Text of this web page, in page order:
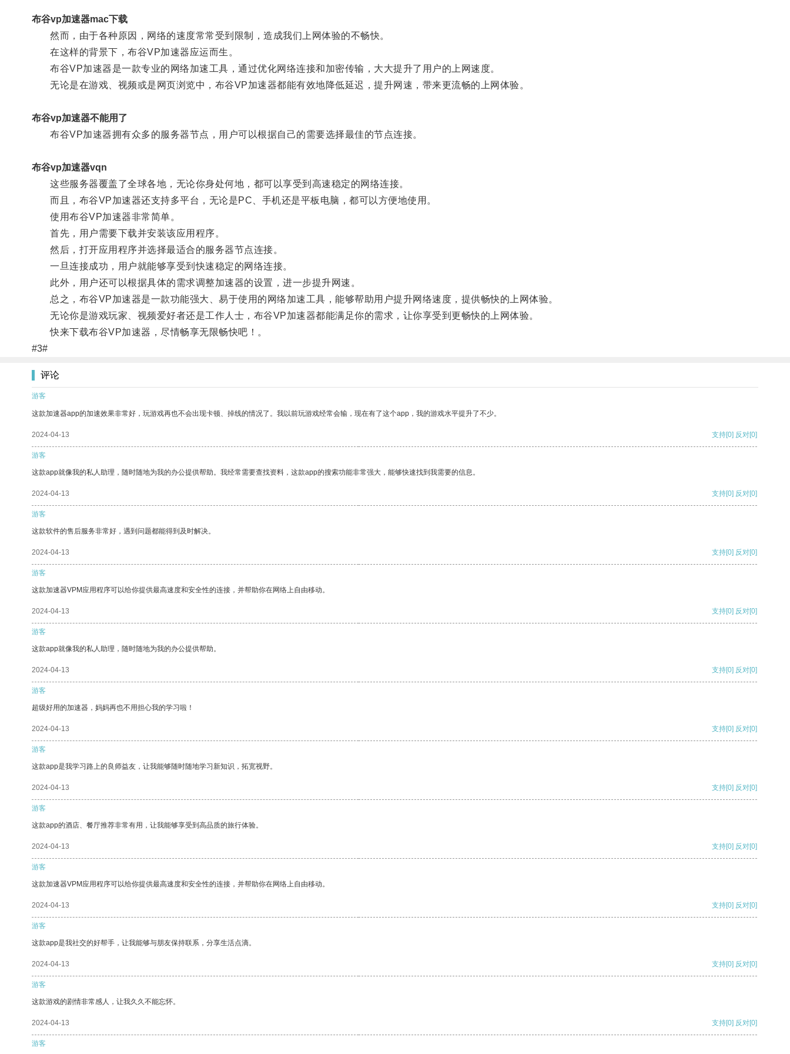
布谷vp加速器mac下载
然而，由于各种原因，网络的速度常常受到限制，造成我们上网体验的不畅快。
在这样的背景下，布谷VP加速器应运而生。
布谷VP加速器是一款专业的网络加速工具，通过优化网络连接和加密传输，大大提升了用户的上网速度。
无论是在游戏、视频或是网页浏览中，布谷VP加速器都能有效地降低延迟，提升网速，带来更流畅的上网体验。
布谷vp加速器不能用了
布谷VP加速器拥有众多的服务器节点，用户可以根据自己的需要选择最佳的节点连接。
布谷vp加速器vqn
这些服务器覆盖了全球各地，无论你身处何地，都可以享受到高速稳定的网络连接。
而且，布谷VP加速器还支持多平台，无论是PC、手机还是平板电脑，都可以方便地使用。
使用布谷VP加速器非常简单。
首先，用户需要下载并安装该应用程序。
然后，打开应用程序并选择最适合的服务器节点连接。
一旦连接成功，用户就能够享受到快速稳定的网络连接。
此外，用户还可以根据具体的需求调整加速器的设置，进一步提升网速。
总之，布谷VP加速器是一款功能强大、易于使用的网络加速工具，能够帮助用户提升网络速度，提供畅快的上网体验。
无论你是游戏玩家、视频爱好者还是工作人士，布谷VP加速器都能满足你的需求，让你享受到更畅快的上网体验。
快来下载布谷VP加速器，尽情畅享无限畅快吧！。
#3#
评论
游客
这款加速器app的加速效果非常好，玩游戏再也不会出现卡顿、掉线的情况了。我以前玩游戏经常会输，现在有了这个app，我的游戏水平提升了不少。
2024-04-13 支持[0] 反对[0]
游客
这款app就像我的私人助理，随时随地为我的办公提供帮助。我经常需要查找资料，这款app的搜索功能非常强大，能够快速找到我需要的信息。
2024-04-13 支持[0] 反对[0]
游客
这款软件的售后服务非常好，遇到问题都能得到及时解决。
2024-04-13 支持[0] 反对[0]
游客
这款加速器VPM应用程序可以给你提供最高速度和安全性的连接，并帮助你在网络上自由移动。
2024-04-13 支持[0] 反对[0]
游客
这款app就像我的私人助理，随时随地为我的办公提供帮助。
2024-04-13 支持[0] 反对[0]
游客
超级好用的加速器，妈妈再也不用担心我的学习啦！
2024-04-13 支持[0] 反对[0]
游客
这款app是我学习路上的良师益友，让我能够随时随地学习新知识，拓宽视野。
2024-04-13 支持[0] 反对[0]
游客
这款app的酒店、餐厅推荐非常有用，让我能够享受到高品质的旅行体验。
2024-04-13 支持[0] 反对[0]
游客
这款加速器VPM应用程序可以给你提供最高速度和安全性的连接，并帮助你在网络上自由移动。
2024-04-13 支持[0] 反对[0]
游客
这款app是我社交的好帮手，让我能够与朋友保持联系，分享生活点滴。
2024-04-13 支持[0] 反对[0]
游客
这款游戏的剧情非常感人，让我久久不能忘怀。
2024-04-13 支持[0] 反对[0]
游客